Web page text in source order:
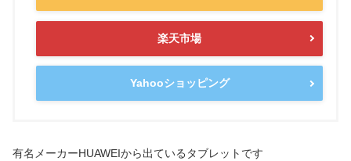
楽天市場
Yahooショッピング
有名メーカーHUAWEIから出ているタブレットです